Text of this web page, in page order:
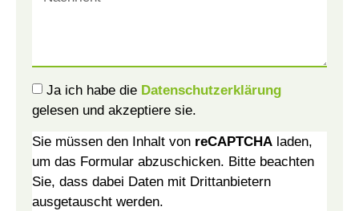
Ja ich habe die Datenschutzerklärung
gelesen und akzeptiere sie.
Sie müssen den Inhalt von reCAPTCHA laden,
um das Formular abzuschicken. Bitte beachten
Sie, dass dabei Daten mit Drittanbietern
ausgetauscht werden.